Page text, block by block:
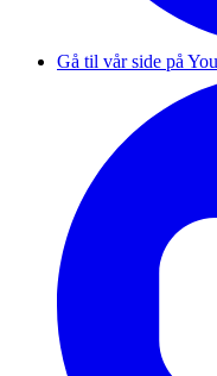
Gå til vår side på